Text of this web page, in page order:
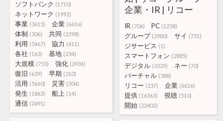
ソフトバンク (1710)
ネットワーク (1992)
事業 (3615) 企業 (6616)
体制 (306) 共同 (2298)
利用 (5467) 協力 (411)
各社 (163) 基地 (234)
大規模 (753) 強化 (2936)
復旧 (639) 早期 (210)
活用 (5660) 災害 (304)
発生 (1863) 船上 (14)
通信 (2491)
企業・IR | リコー
IR (706) PC (1258)
グループ (2980) サイ (731)
ジサービス (1)
スマートフォン (2885)
デジタル (3329) ネー (70)
バーチャル (388)
リコー (237) 企業 (6616)
提供 (16563) 視聴 (510)
開始 (22402)